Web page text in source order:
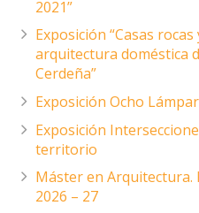
2021”
Exposición “Casas
arquitectura doméstica
Cerdeña”
Exposición Ocho
Exposición
territorio
Máster en Arquitectura.
2026 – 27